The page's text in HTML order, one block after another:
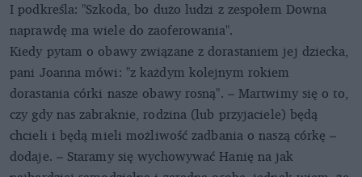
I podkreśla: "Szkoda, bo dużo ludzi z zespołem Downa
naprawdę ma wiele do zaoferowania".
Kiedy pytam o obawy związane z dorastaniem jej dziecka,
pani Joanna mówi: "z każdym kolejnym rokiem
dorastania córki nasze obawy rosną". – Martwimy się o to,
czy gdy nas zabraknie, rodzina (lub przyjaciele) będą
chcieli i będą mieli możliwość zadbania o naszą córkę –
dodaje. – Staramy się wychowywać Hanię na jak